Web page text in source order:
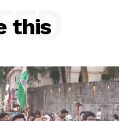
this